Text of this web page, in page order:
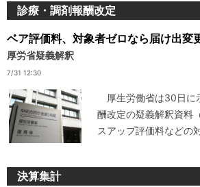
診療・調剤報酬改定
ベア評価料、対象者ゼロなら届け出変
厚労省疑義解釈
7/31 12:30
厚生労働省は30日に
酬改定の疑義解釈資料
スアップ評価料などの
決算集計